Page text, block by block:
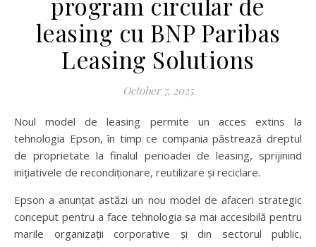
leasing cu BNP Paribas
Leasing Solutions
October 7, 2025
Noul model de leasing permite un acces extins la
tehnologia Epson, în timp ce compania păstrează dreptul
de proprietate la finalul perioadei de leasing, sprijinind
inițiativele de recondiționare, reutilizare și reciclare.
Epson a anunțat astăzi un nou model de afaceri strategic
conceput pentru a face tehnologia sa mai accesibilă pentru
marile organizații corporative și din sectorul public,